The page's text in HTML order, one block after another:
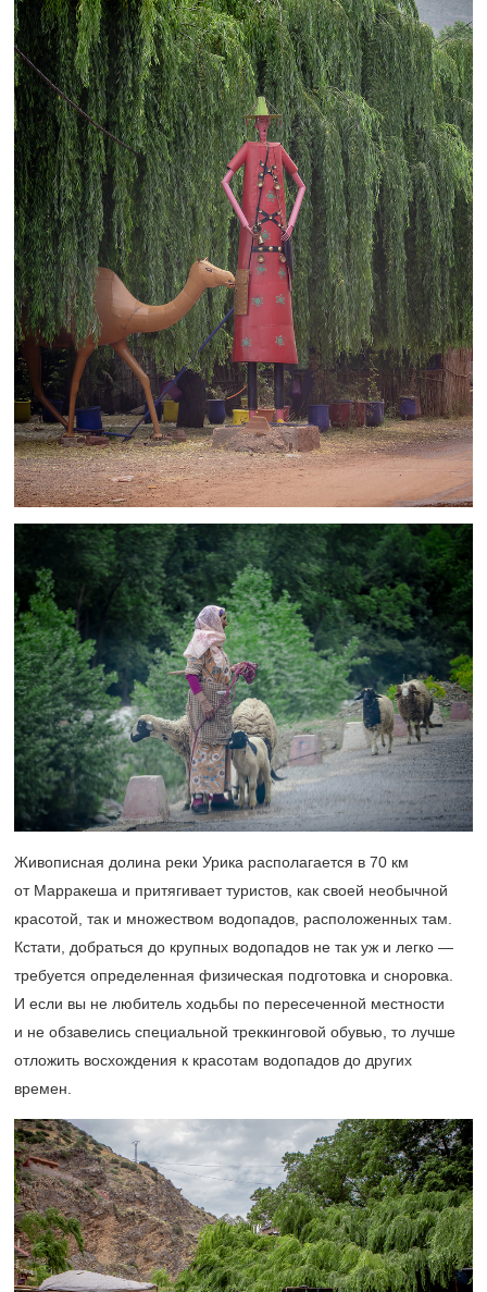
Живописная долина реки Урика располагается в 70 км
от Марракеша и притягивает туристов, как своей необычной
красотой, так и множеством водопадов, расположенных там.
Кстати, добраться до крупных водопадов не так уж и легко —
требуется определенная физическая подготовка и сноровка.
И если вы не любитель ходьбы по пересеченной местности
и не обзавелись специальной треккинговой обувью, то лучше
отложить восхождения к красотам водопадов до других
времен.